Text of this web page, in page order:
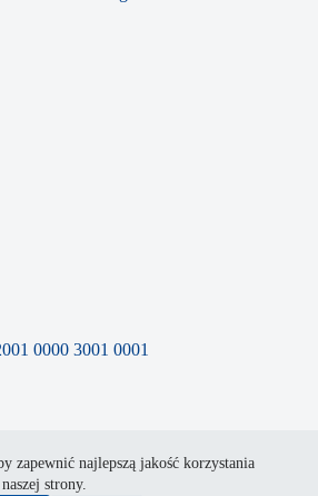
zapewnić najlepszą jakość korzystania
strony.
0000 3001 0001